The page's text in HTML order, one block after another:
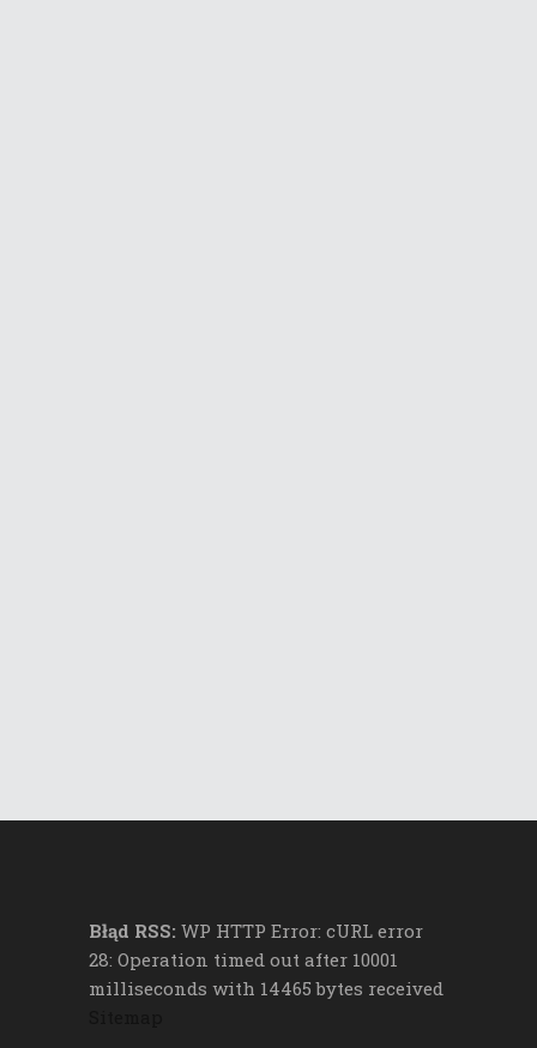
Błąd RSS: WP HTTP Error: cURL error
28: Operation timed out after 10001
milliseconds with 14465 bytes received